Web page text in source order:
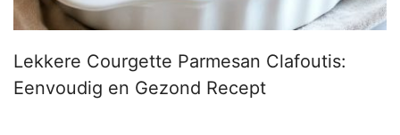
Lekkere Courgette Parmesan Clafoutis:
Eenvoudig en Gezond Recept